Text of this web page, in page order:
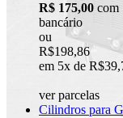
R$ 175,00 com
bancário
ou
R$198,86
em 5x de
ver parcelas
Cilindros para